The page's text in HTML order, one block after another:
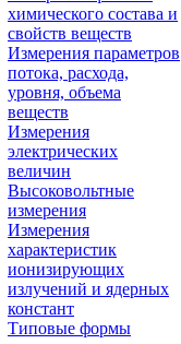
химического состава и
свойств веществ
Измерения параметров
потока, расхода,
уровня, объема
веществ
Измерения
электрических
величин
Высоковольтные
измерения
Измерения
характеристик
ионизирующих
излучений и ядерных
констант
Типовые формы